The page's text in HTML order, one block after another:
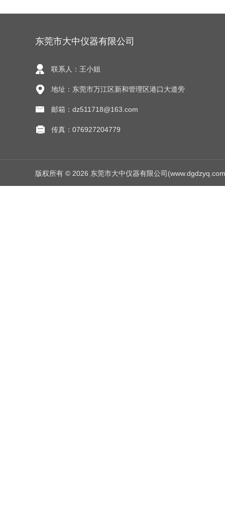
东莞市大中仪器有限公司
联系人：王小姐
地址：东莞市万江区新和管理区港口大道旁
邮箱：dz511718@163.com
传真：076927204779
版权所有 © 2026 东莞市大中仪器有限公司